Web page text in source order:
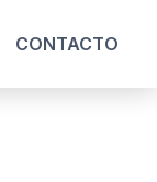
CONTACTO